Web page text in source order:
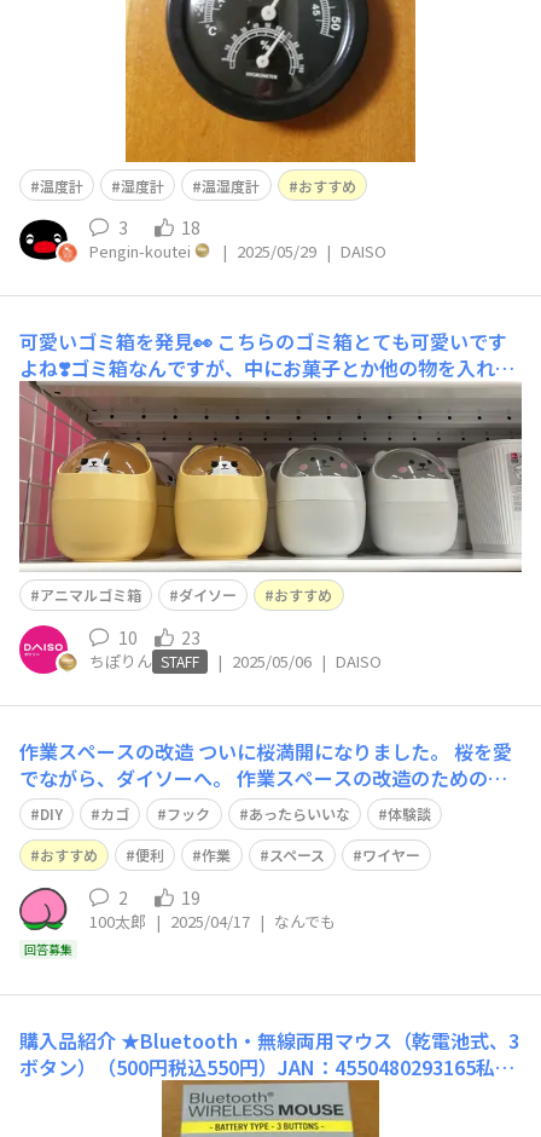
温度計 湿度計 温湿度計 おすすめ
3 18
Pengin-koutei | 2025/05/29 | DAISO
可愛いゴミ箱を発見👀 こちらのゴミ箱とても可愛いです
よね❣️ゴミ箱なんですが、中にお菓子とか他の物を入れて
も可愛いと思います♡ ★ミニアニマルゴミ箱(税込220円)
JAN:4550480617664是非、チェックしてみてください！
アニマルゴミ箱 ダイソー おすすめ
10 23
ちぽりん STAFF | 2025/05/06 | DAISO
作業スペースの改造 ついに桜満開になりました。 桜を愛
でながら、ダイソーへ。 作業スペースの改造のためのグ
ッズをいくつか購入してきました。 皆さんの体験談なと
あれば お聞きしたいです。
DIY カゴ フック あったらいいな
体験談
おすすめ
便利 作業 スペース ワイヤー
回答募集
2 19
100太郎 | 2025/04/17 | なんでも
購入品紹介 ★Bluetooth・無線両用マウス（乾電池式、3
ボタン）（500円税込550円）JAN：4550480293165私
は、このマウスを携帯とBluetooth繋げて、使用していま
す。良かったら、チェックしてみてください！